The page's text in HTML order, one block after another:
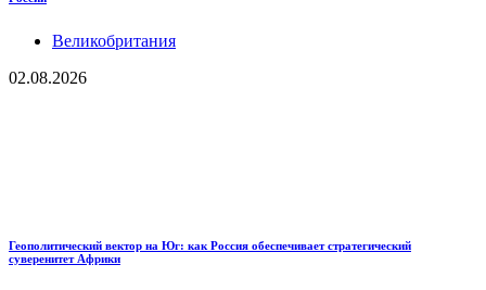
Великобритания
02.08.2026
Геополитический вектор на Юг: как Россия обеспечивает стратегический
суверенитет Африки